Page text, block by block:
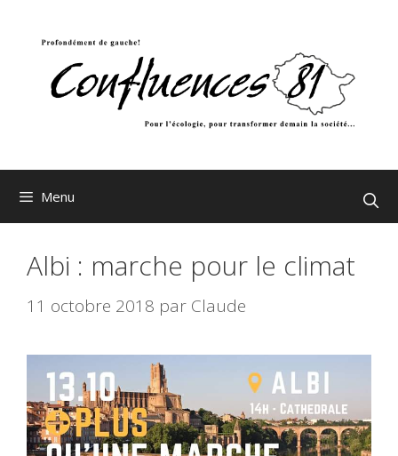
Menu
Albi : marche pour le climat
11 octobre 2018 par Claude